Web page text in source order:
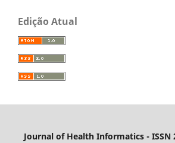
Edição Atual
Journal of Health Informatics - ISSN